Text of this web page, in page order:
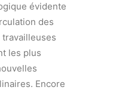
évidente
des
les plus
Encore